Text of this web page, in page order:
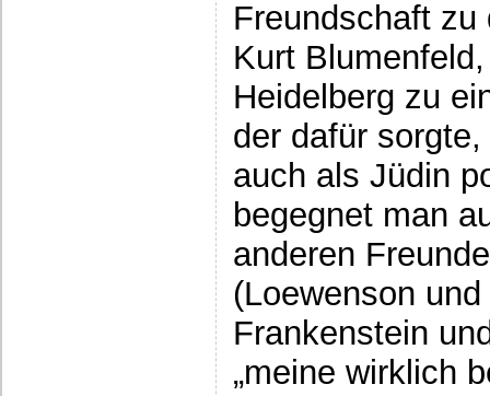
Freundschaft
Kurt
Heidelberg zu
der dafür
auch als Jüdin
begegnet man
anderen
(Loewenson
Frankenstein
„meine wirklich